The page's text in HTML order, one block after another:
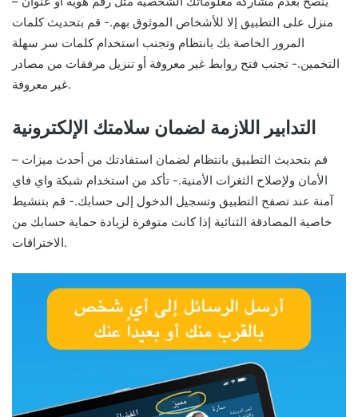
منزل على التطبيق إلا للأشخاص الموثوق بهم.- قم بتحديث كلمات
المرور الخاصة بك بانتظام وتجنب استخدام كلمات سر سهلة
التخمين.- تجنب فتح روابط غير معروفة أو تنزيل مرفقات من مصادر
غير معروفة.
التدابير اللازمة لضمان سلامتك الإلكترونية
– قم بتحديث التطبيق بانتظام لضمان استفادتك من أحدث ميزات
الأمان ولإصلاح الثغرات الأمنية.- تأكد من استخدام شبكة واي فاي
آمنة عند تصفح التطبيق وتسجيل الدخول إلى حسابك.- قم بتنشيط
خاصية المصادقة الثنائية إذا كانت متوفرة لزيادة حماية حسابك من
الاختراقات.